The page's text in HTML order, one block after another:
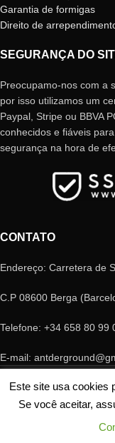
Garantia de formigas
Direito de
SEGURANÇA DO
Preocupamo-nos com a
por isso utilizamos um
Paypal, Stripe ou BBVA
conhecidos e fiáveis
segurança na hora de
CONTATO
Endereço: Carretera de
C.P 08600 Berga
Telefone: +34 658 80 99
E-mail:
Este site usa cookies
Se você aceitar,